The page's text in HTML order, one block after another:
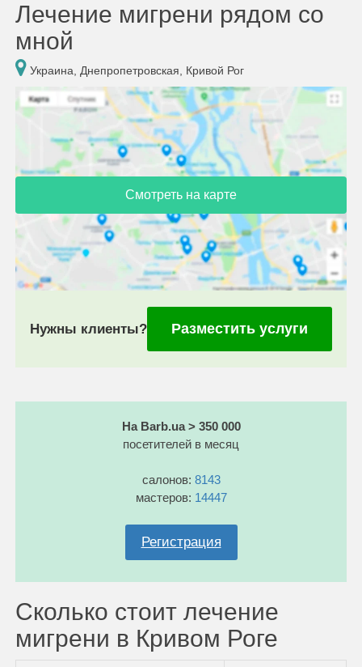
Лечение мигрени рядом со
мной
Украина, Днепропетровская, Кривой Рог
Смотреть на карте
Нужны клиенты? Разместить услуги
На Barb.ua > 350 000
посетителей в месяц
салонов: 8143
мастеров: 14447
Регистрация
Сколько стоит лечение
мигрени в Кривом Роге